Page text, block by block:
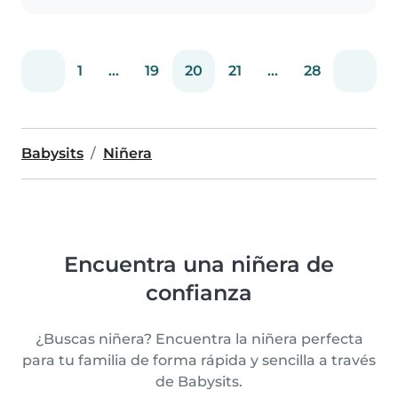
1 ... 19 20 21 ... 28
Babysits Niñera
Encuentra una niñera de
confianza
¿Buscas niñera? Encuentra la niñera perfecta
para tu familia de forma rápida y sencilla a través
de Babysits.